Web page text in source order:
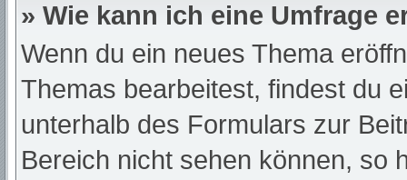
» Wie kann ich eine Umfrage
Wenn du ein neues Thema
Themas bearbeitest, findest du
unterhalb des Formulars zur
Bereich nicht sehen können, so